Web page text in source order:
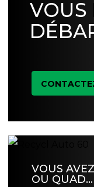
VOUS
VOUS
OU QUAD…